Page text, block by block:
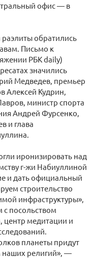
офис — в
раэлиты обратились
Письмо к
РБК daily)
значились
Медведев, премьер
Алексей Кудрин,
министр спорта
Андрей Фурсенко,
и глава
иронизировать над
г-жи Набиуллиной
и дать официальный
строительство
инфраструктуры»,
посольством
центр медитации и
планеты придут
наших религий», —